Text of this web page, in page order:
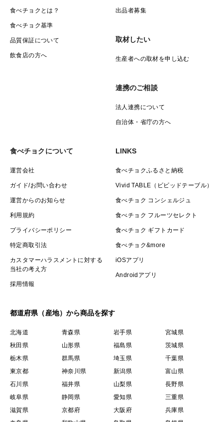
ここ、江戸時代を思わせる小さな里山で、私たちのお
米づくりは始まります。農薬や肥料を使わず、自然の力
を信じて育てる。そんな“使わないことへのこだわ
り”が、美味しさの秘密です。
まるで昔ながらの田舎の土間で過ごすような、ほっと心
が温まるやさしいお米です。毎日の食卓に、笑顔と安心
私たちは、自然とともに歩みながら、この地域の未来
しっかりとつないでいきます。
＜生産者の想い＞
江戸時代から学び、百姓として地域創生に挑戦！
私たちは南信州辰野町横川でお米作りをしています。中
央アルプスの豊かな自然環境の中、農薬や化学肥料を使
わない「自然栽培」による米作りに取り組み、地域の資
源を最大限に活かしながら、次世代へ豊かな自然を伝え
江戸時代の農法や自然栽培の知恵を学び、地域プラン
ナーとしての役割も担っています。また、里山の魅力を
体感できる農業体験も実施し、多くの人に自然の恵みを
感じていただきたいという想いを込めて活動していま
す。
＜ブランド小里米の由来＞
「小里米（おさとまい）」はお米の屋号です。
食べチョクとは？
食べチョク基準
品質保証について
飲食店の方へ
出品者募集
取材したい
生産者への取材を申し込む
連携のご相談
法人連携について
自治体・省庁の方へ
食べチョクについて
運営会社
ガイド/お問い合わせ
運営からのお知らせ
利用規約
プライバシーポリシー
特定商取引法
カスタマーハラスメントに対する
当社の考え方
採用情報
LINKS
食べチョクふるさと納税
Vivid TABLE（ビビッドテーブル）
食べチョク コンシェルジュ
食べチョク フルーツセレクト
食べチョク ギフトカード
食べチョク&more
iOSアプリ
Androidアプリ
都道府県（産地）から商品を探す
北海道 青森県 岩手県
宮城県
秋田県
山形県 福島県
茨城県
栃木県
群馬県 埼玉県
千葉県
東京都
神奈川県 新潟県
富山県
石川県
福井県 山梨県
長野県
岐阜県
静岡県 愛知県
三重県
滋賀県
京都府 大阪府
兵庫県